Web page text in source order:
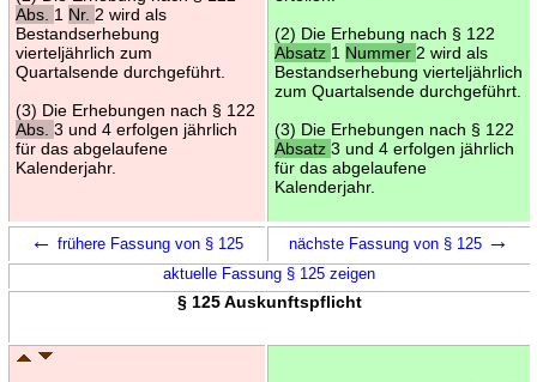
Abs. 1 Nr. 2 wird als
Bestandserhebung
vierteljährlich zum
Quartalsende durchgeführt.
(3) Die Erhebungen nach § 122
Abs. 3 und 4 erfolgen jährlich
für das abgelaufene
Kalenderjahr.
(2) Die Erhebung nach § 122
Absatz 1 Nummer 2 wird als
Bestandserhebung vierteljährlich
zum Quartalsende durchgeführt.
(3) Die Erhebungen nach § 122
Absatz 3 und 4 erfolgen jährlich
für das abgelaufene
Kalenderjahr.
← frühere Fassung von § 125 nächste Fassung von § 125 →
aktuelle Fassung § 125 zeigen
§ 125 Auskunftspflicht